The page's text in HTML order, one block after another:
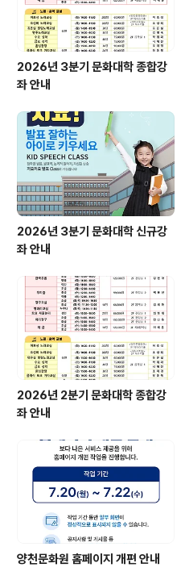
2026년 3분기 문화대학 종합강
좌 안내
2026년 3분기 문화대학 신규강
좌 안내
2026년 2분기 문화대학 종합강
좌 안내
양천문화원 홈페이지 개편 안내